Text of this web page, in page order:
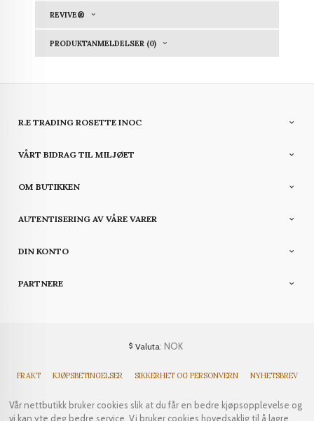
REVIVE®
PRODUKTANMELDELSER (0)
R.E TRADING ROSETTE INOC
VÅRT BIDRAG TIL MILJØET
OM BUTIKKEN
AUTENTISERING AV VÅRE VARER
DIN KONTO
PARTNERE
Valuta: NOK
FRAKT KJØPSBETINGELSER SIKKERHET OG PERSONVERN NYHETSBREV
Vår nettbutikk bruker cookies slik at du får en bedre kjøpsopplevelse og
vi kan yte deg bedre service. Vi bruker cookies hovedsaklig til å lagre